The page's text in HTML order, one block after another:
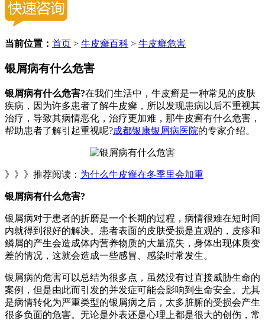
当前位置： 首页 > 牛皮癣百科 > 牛皮癣危害
银屑病有什么危害
银屑病有什么危害?在我们生活中，牛皮癣是一种常见的皮肤
疾病，因为许多患者了解牛皮癣，所以发现患病以后不重视其
治疗，导致其病情恶化，治疗更加难，那牛皮癣有什么危害，
帮助患者了解引起重视呢?成都银康银屑病医院的专家介绍。
》》》推荐阅读： 为什么牛皮癣在冬季里会加重
银屑病有什么危害?
银屑病对于患者的折磨是一个长期的过程，病情很难在短时间
内就得到很好的解决。患者表面的皮肤受损是直观的，皮疹和
鳞屑的产生会造成体内营养物质的大量流失，身体出现体质变
差的情况，这就会造成一些感冒、感染时常发生。
银屑病的危害可以总结为很多点，虽然没有过直接威胁生命的
案例，但是由此而引发的并发症可能会影响到生命安全。尤其
是病情转化为严重类型的银屑病之后，太多脏腑的受损会产生
很多负面的危害。无论是外表还是心理上都是很大的创伤，常